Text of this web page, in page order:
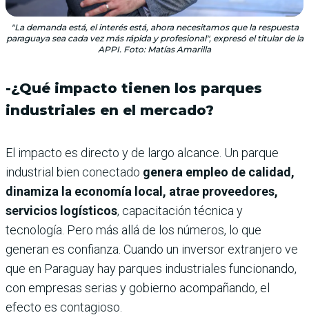
"La demanda está, el interés está, ahora necesitamos que la respuesta
paraguaya sea cada vez más rápida y profesional", expresó el titular de la
APPI. Foto: Matías Amarilla
-¿Qué impacto tienen los parques
industriales en el mercado?
El impacto es directo y de largo alcance. Un parque
industrial bien conectado genera empleo de calidad,
dinamiza la economía local, atrae proveedores,
servicios logísticos, capacitación técnica y
tecnología. Pero más allá de los números, lo que
generan es confianza. Cuando un inversor extranjero ve
que en Paraguay hay parques industriales funcionando,
con empresas serias y gobierno acompañando, el
efecto es contagioso.